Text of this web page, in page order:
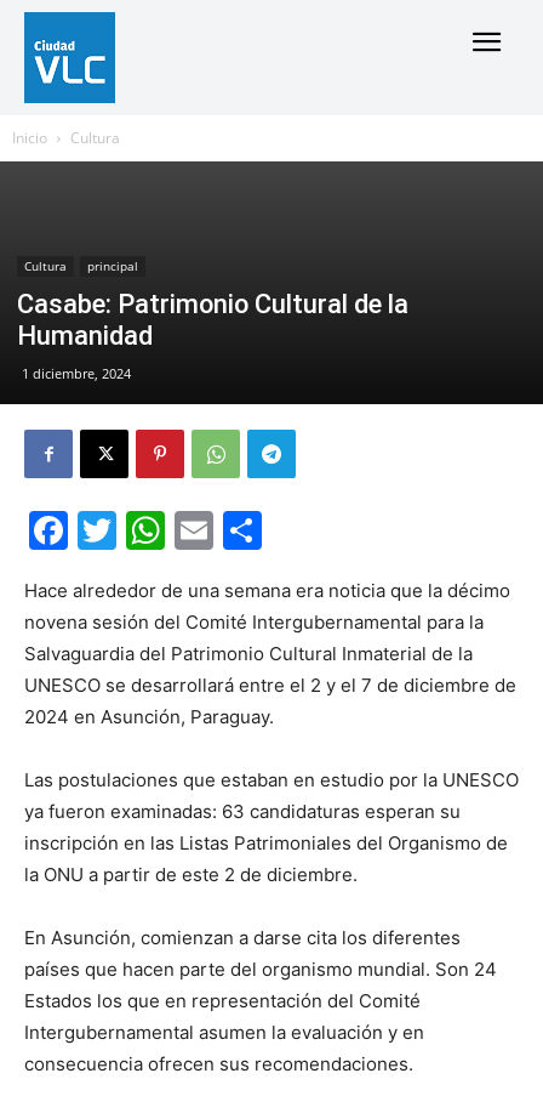
Inicio Cultura
Cultura principal
Casabe: Patrimonio Cultural de la
Humanidad
1 diciembre, 2024
Facebook
Twitter
WhatsApp
Email
Hace alrededor de una semana era noticia que la décimo
novena sesión del Comité Intergubernamental para la
Salvaguardia del Patrimonio Cultural Inmaterial de la
UNESCO se desarrollará entre el 2 y el 7 de diciembre de
2024 en Asunción, Paraguay.
Las postulaciones que estaban en estudio por la UNESCO
ya fueron examinadas: 63 candidaturas esperan su
inscripción en las Listas Patrimoniales del Organismo de
la ONU a partir de este 2 de diciembre.
En Asunción, comienzan a darse cita los diferentes
países que hacen parte del organismo mundial. Son 24
Estados los que en representación del Comité
Intergubernamental asumen la evaluación y en
consecuencia ofrecen sus recomendaciones.